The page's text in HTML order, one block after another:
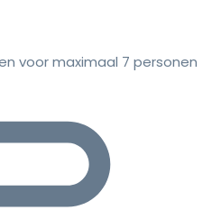
voor maximaal 7 personen